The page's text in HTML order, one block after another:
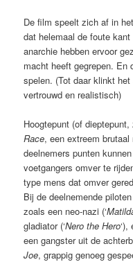
De film speelt zich af in
dat helemaal de foute
anarchie hebben ervoor
macht heeft gegrepen. En
spelen. (Tot daar klinkt
vertrouwd en realistisch)
Hoogtepunt (of
Race, een extreem
deelnemers punten
voetgangers omver te
type mens dat omver
Bij de deelnemende
zoals een neo-nazi (‘
gladiator (‘Nero the Hero‘),
een gangster uit de
Joe, grappig genoeg